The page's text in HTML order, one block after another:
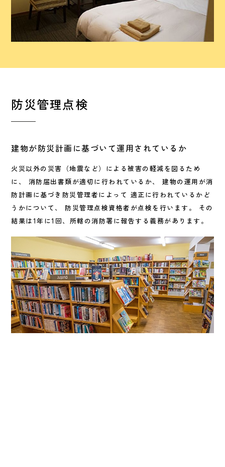
防災管理点検
建物が防災計画に基づいて運用されているか
火災以外の災害（地震など）による被害の軽減を図るため
に、 消防届出書類が適切に行われているか、 建物の運用が消
防計画に基づき防災管理者によって 適正に行われているかど
うかについて、 防災管理点検資格者が点検を行います。 その
結果は1年に1回、所轄の消防署に報告する義務があります。